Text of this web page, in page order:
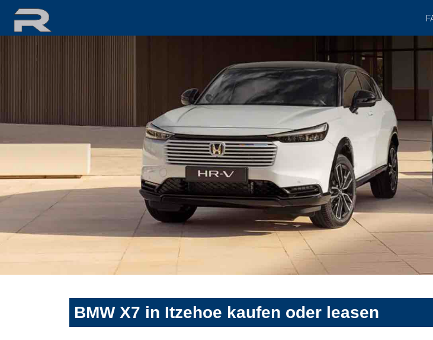
BMW X7 in Itzehoe kaufen oder leasen